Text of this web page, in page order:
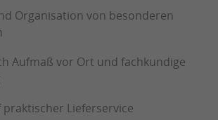
Organisation von besonderen
Aufmaß vor Ort und fachkundige
praktischer Lieferservice